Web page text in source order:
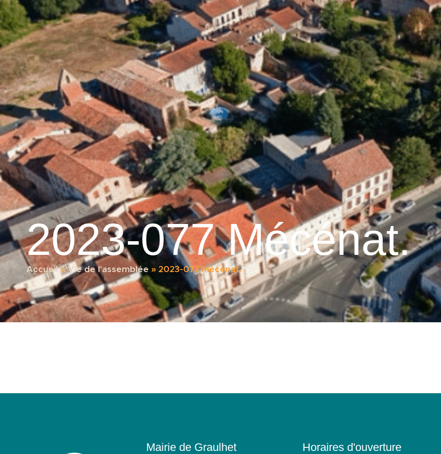
principal
Graulhet et le cuir Accueil Découvrir Graulhet Vie municipale Graulhet au
2023-077 Mécénat.
Accueil»Vie de l'assemblée » 2023-077 Mécénat.
Mairie de Graulhet Horaires d'ouverture